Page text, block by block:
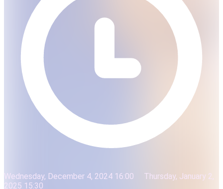
Wednesday, December 4, 2024 16:00
Thursday, January 2,
2025 15:30